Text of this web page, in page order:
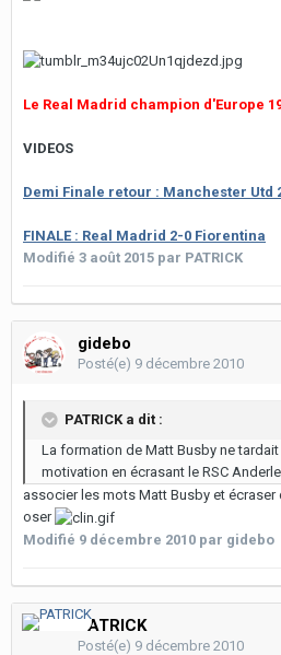
Le Real Madrid champion d'Europe
VIDEOS
Demi Finale retour : Manchester Utd
FINALE : Real Madrid 2-0 Fiorentina
Modifié 3 août 2015 par PATRICK
gidebo
Posté(e) 9 décembre 2010
PATRICK a dit :
La formation de Matt Busby ne
motivation en écrasant le RSC
associer les mots Matt Busby et
oser
Modifié 9 décembre 2010 par gidebo
PATRICK
Posté(e) 9 décembre 2010